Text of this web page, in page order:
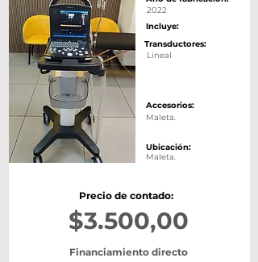
Incluye:
Accesorios:
Maleta.
2022
Financiamiento directo
Precio de contado:
$3.500,00
Ubicación:
Maleta.
Transductores:
Lineal